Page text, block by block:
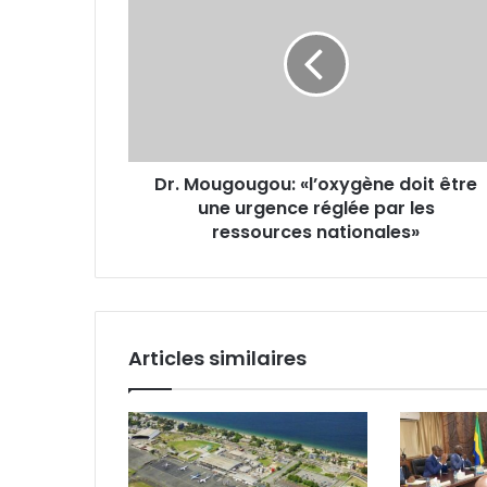
par
Dr. Mougougou: «l’oxygène doit être
une urgence réglée par les
ressources nationales»
Articles similaires